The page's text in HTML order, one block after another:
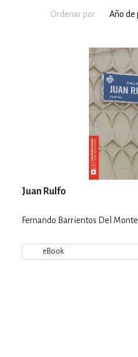
Ordenar por
Juan Rulfo
Fernando Barrientos Del Monte
eBook